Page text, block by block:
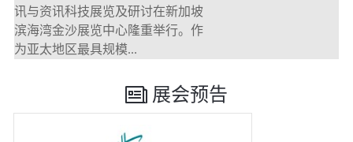
讯与资讯科技展览及研讨在新加坡
滨海湾金沙展览中心隆重举行。作
为亚太地区最具规模...
展会预告